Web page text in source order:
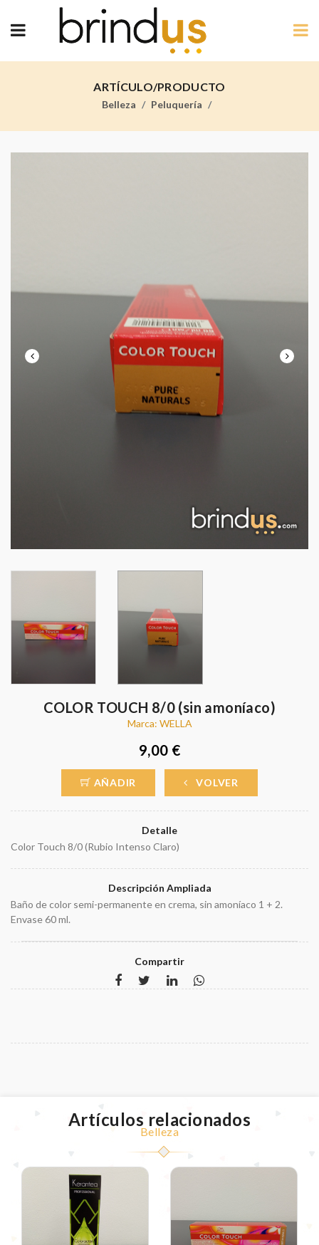
ARTÍCULO/PRODUCTO
Belleza Peluquería
COLOR TOUCH 8/0 (sin amoníaco)
Marca: WELLA
9,00 €
AÑADIR VOLVER
Detalle
Color Touch 8/0 (Rubio Intenso Claro)
Descripción Ampliada
Baño de color semi-permanente en crema, sin amoníaco 1 + 2.
Envase 60 ml.
Compartir
Artículos relacionados
Belleza